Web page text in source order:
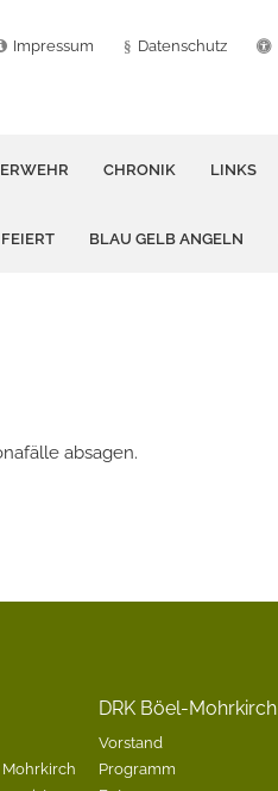
Impressum Datenschutz
CHRONIK LINKS
BLAU GELB ANGELN
absagen.
DRK Böel-Mohrkirch
Vorstand
Programm